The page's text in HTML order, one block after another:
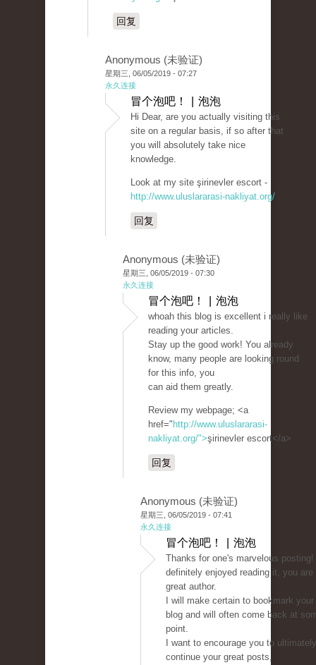
回复
Anonymous (未验证)
星期三, 06/05/2019 - 07:27
永久连接
冒个泡吧！ | 泡泡
Hi Dear, are you actually visiting this
site on a regular basis, if so after that
you will absolutely take nice
knowledge.
Look at my site şirinevler escort -
http://www.uluslararasi-nakliyat.org/
回复
Anonymous (未验证)
星期三, 06/05/2019 - 07:30
永久连接
冒个泡吧！ | 泡泡
whoah this blog is excellent i really like
reading your articles.
Stay up the good work! You already
know, many people are looking round
for this info, you
can aid them greatly.
Review my webpage; <a
href=" http://www.uluslararasi-
nakliyat.org/">şirinevler escort</a>
回复
Anonymous (未验证)
星期三, 06/05/2019 - 07:41
永久连接
冒个泡吧！ | 泡泡
Thanks for one's marvelous posting!
definitely enjoyed reading it, you are
great author.
I will make certain to bookmark your
blog and will often come back at
point.
I want to encourage you to ultimately
continue your great posts,